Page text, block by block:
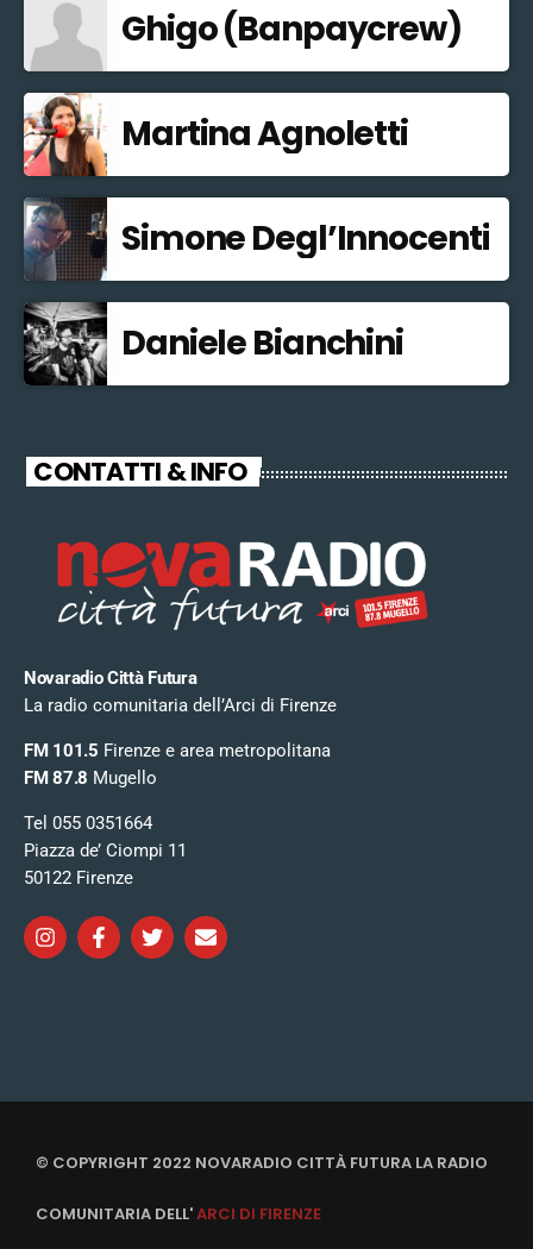
Ghigo (Banpaycrew)
Martina Agnoletti
Simone Degl’Innocenti
Daniele Bianchini
CONTATTI & INFO
Novaradio Città Futura
La radio comunitaria dell’Arci di Firenze
FM 101.5 Firenze e area metropolitana
FM 87.8 Mugello
Tel 055 0351664
Piazza de’ Ciompi 11
50122 Firenze
© COPYRIGHT 2022 NOVARADIO CITTÀ FUTURA LA RADIO
COMUNITARIA DELL'ARCI DI FIRENZE